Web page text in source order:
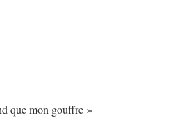
que mon gouffre »